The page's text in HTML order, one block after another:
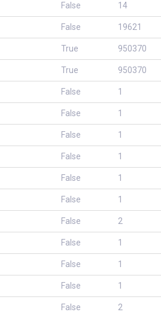
False 14
False 19621
True 950370
True 950370
False 1
False 1
False 1
False 1
False 1
False 1
False 2
False 1
False 1
False 1
False 2